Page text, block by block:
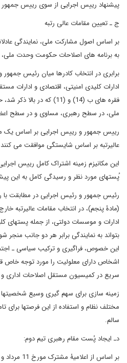
پیشنهاد رییس اجرایی از سوی رییس
ج ـ تعیین مقامات عالی رتبه
بر اساس اصول مشارکت ملی، نمایندگی
به برنامه های اصلاحات حکومت وحدت ملی،
برابری در انتخاب کادرها میان رئیس
ادارات کلیدی امنیتی، اقتصادی و ادارات
فقره های ب (14) و (11) که
ملی، در سطح رهبری، مساوی و در سطح اعضا
رییس جمهور و رییس اجرایی بر اساس یک
عالیرتبه بر اساس شایستگی موافقت می
این مکانیزم زمینه اشتراک کامل رییس
ُپستهای مورد نظر و رسیدگی کامل به این
رئیس جمهور و رئیس اجرایی در مطابقت با
(مادۀ پنجم)، در انتخاب مقامات عالیرتبه
ادارات و موسسات دولتی، از جمله پستهای
بتواند به نمایندگی برابر هر دو جانب
این خصوص، فراگیری و ترکیب سیاسی ـ
اشخاص دارای معلولیت را مورد توجه خاص
سریع در کمیسیون مستقل اصلاحات اداری
زمینه سازی برای سهم گیری وسیع
مختلف نظام و استفاده از این فرصتها برای
سالم.
دـ ایجاد پُست مقام رهبری تیم دوم:
بر اساس از